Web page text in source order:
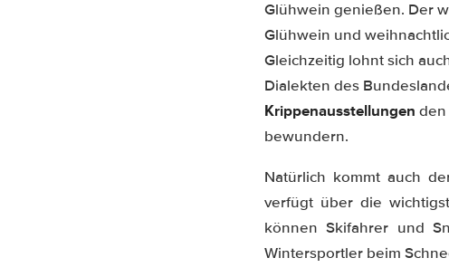
Glühwein genießen. Der
Glühwein und
Gleichzeitig lohnt sich
Dialekten des
Krippenausstellungen den
bewundern.
Natürlich kommt auch
verfügt über die
können Skifahrer und
Wintersportler beim